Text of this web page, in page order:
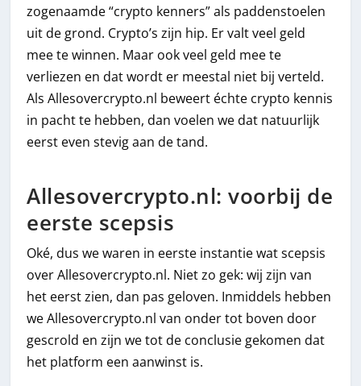
zogenaamde “crypto kenners” als paddenstoelen
uit de grond. Crypto’s zijn hip. Er valt veel geld
mee te winnen. Maar ook veel geld mee te
verliezen en dat wordt er meestal niet bij verteld.
Als Allesovercrypto.nl beweert échte crypto kennis
in pacht te hebben, dan voelen we dat natuurlijk
eerst even stevig aan de tand.
Allesovercrypto.nl: voorbij de
eerste scepsis
Oké, dus we waren in eerste instantie wat scepsis
over Allesovercrypto.nl. Niet zo gek: wij zijn van
het eerst zien, dan pas geloven. Inmiddels hebben
we Allesovercrypto.nl van onder tot boven door
gescrold en zijn we tot de conclusie gekomen dat
het platform een aanwinst is.